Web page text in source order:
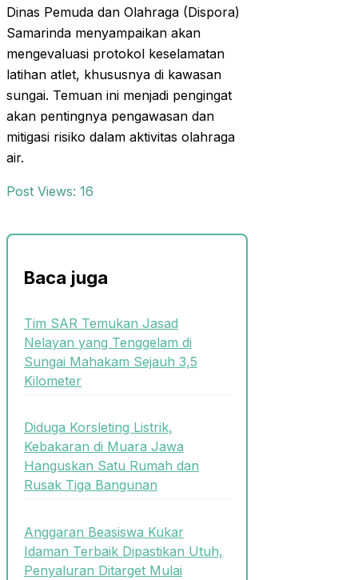
Dinas Pemuda dan Olahraga (Dispora)
Samarinda menyampaikan akan
mengevaluasi protokol keselamatan
latihan atlet, khususnya di kawasan
sungai. Temuan ini menjadi pengingat
akan pentingnya pengawasan dan
mitigasi risiko dalam aktivitas olahraga
air.
Post Views: 16
Baca juga
Tim SAR Temukan Jasad
Nelayan yang Tenggelam di
Sungai Mahakam Sejauh 3,5
Kilometer
Diduga Korsleting Listrik,
Kebakaran di Muara Jawa
Hanguskan Satu Rumah dan
Rusak Tiga Bangunan
Anggaran Beasiswa Kukar
Idaman Terbaik Dipastikan Utuh,
Penyaluran Ditarget Mulai